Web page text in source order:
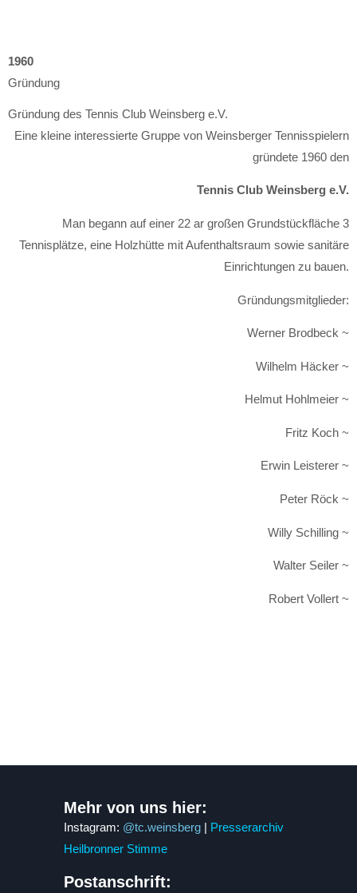
1960
Gründung
Gründung des Tennis Club Weinsberg e.V.
Eine kleine interessierte Gruppe von Weinsberger Tennisspielern
gründete 1960 den
Tennis Club Weinsberg e.V.
Man begann auf einer 22 ar großen Grundstückfläche 3
Tennisplätze, eine Holzhütte mit Aufenthaltsraum sowie sanitäre
Einrichtungen zu bauen.
Gründungsmitglieder:
Werner Brodbeck ~
Wilhelm Häcker ~
Helmut Hohlmeier ~
Fritz Koch ~
Erwin Leisterer ~
Peter Röck ~
Willy Schilling ~
Walter Seiler ~
Robert Vollert ~
Mehr von uns hier:
Instagram: @tc.weinsberg
Presserarchiv
Heilbronner Stimme
Postanschrift: